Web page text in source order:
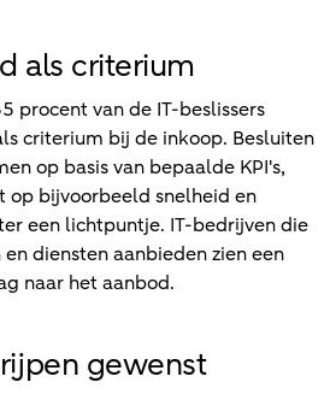
als criterium
procent van de IT-beslissers
criterium bij de inkoop. Besluiten
op basis van bepaalde KPI's,
op bijvoorbeeld snelheid en
een lichtpuntje. IT-bedrijven die
diensten aanbieden zien een
naar het aanbod.
gewenst